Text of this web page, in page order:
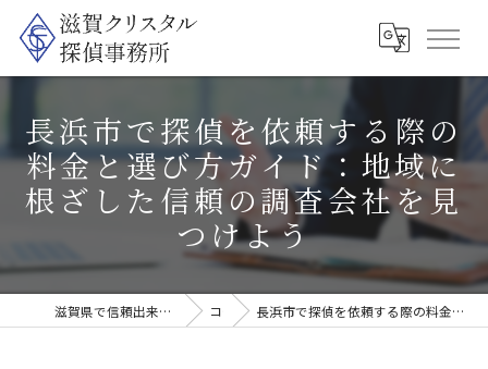
長浜市で探偵を依頼する際の
料金と選び方ガイド：地域に
根ざした信頼の調査会社を見
つけよう
滋賀県で信頼出来る探偵なら滋賀クリスタル探偵事務所 コラム 長浜市で探偵を依頼する際の料金と選び方ガイド：地域に根ざした信頼の調査会社を見つけよう